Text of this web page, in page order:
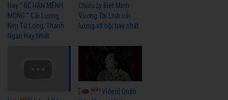
Hay " BỂ HẬN MÊNH
MÔNG " Cải Lương
Kim Tử Long, Thanh
Ngân Hay Nhất
Chiều Ly Biệt Minh
Vương Tài Linh cải
lương xã hội hay nhất
6041Video] Quán